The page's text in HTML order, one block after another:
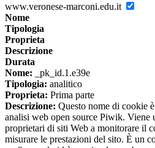
www.veronese-marconi.edu.it
Nome
Tipologia
Proprieta
Descrizione
Durata
Nome: _pk_id.1.e39e
Tipologia: analitico
Proprieta: Prima parte
Descrizione: Questo nome di cookie
analisi web open source Piwik. Viene
proprietari di siti Web a monitorare il
misurare le prestazioni del sito. È un